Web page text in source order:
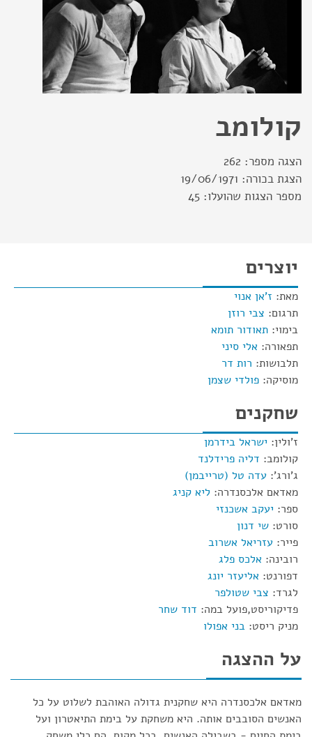
קולומב
הצגה מספר: 262
הצגת בכורה: 19/06/1971
מספר הצגות שהועלו: 45
יוצרים
מאת: ז'אן אנוי
תרגום: צבי רוזן
בימוי: תאודור תומא
תפאורה: אלי סיני
תלבושות: רות דר
מוסיקה: פולדי שצמן
שחקנים
ז'ולין: ישראל בידרמן
קולומב: דליה פרידלנד
ג'ורג': עדה טל (טרייבמן)
מאדאם אלכסנדרה: ליא קניג
ספר: יעקב אשכנזי
סורט: שי דנון
פייר: עזריאל אשרוב
רובינה: אלכס פלג
דפורנט: אליעזר יונג
לגרד: צבי שטולפר
פדיקוריסט,פועל במה: דוד שחר
מניק ריסט: בני אפולו
על ההצגה
מאדאם אלכסנדרה היא שחקנית גדולה האוהבת לשלוט על כל
האנשים הסובבים אותה. היא משחקת על בימת התיאטרון ועל